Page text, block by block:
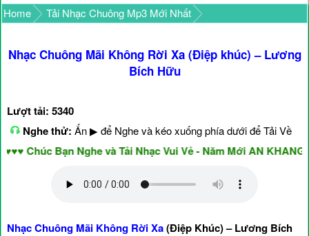
Home Tải Nhạc Chuông Mp3 Mới Nhất
Nhạc Chuông Mãi Không Rời Xa (Điệp khúc) – Lương
Bích Hữu
Lượt tải: 5340
Nghe thử: Ấn ▶ để Nghe và kéo xuống phía dưới để Tải Về
Chúc Bạn Nghe và Tải Nhạc Vui Vẻ - Năm Mới AN KHANG &
Nhạc Chuông Mãi Không Rời Xa(Điệp Khúc) – Lương Bích